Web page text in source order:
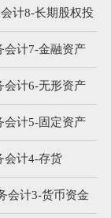
计8-长期股权投
会计7-金融资产
会计6-无形资产
会计5-固定资产
会计4-存货
会计3-货币资金